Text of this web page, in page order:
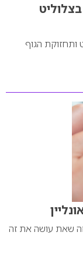
ותחזוקת הגוף
שאת עושה את זה